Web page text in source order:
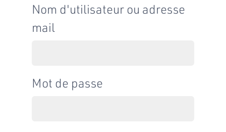
Nom d'utilisateur ou adresse
mail
Mot de passe